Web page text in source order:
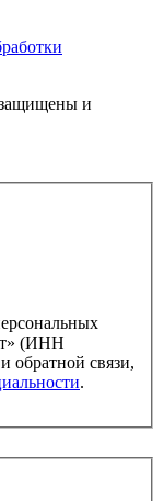
и
(ИНН
.